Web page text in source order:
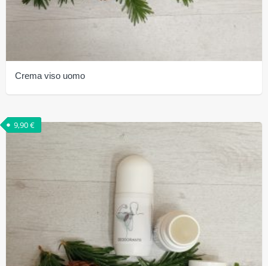
Crema viso uomo
9,90€